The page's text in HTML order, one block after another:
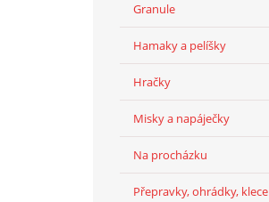
Granule
Hamaky a pelíšky
Hračky
Misky a napáječky
Na procházku
Přepravky, ohrádky, klece